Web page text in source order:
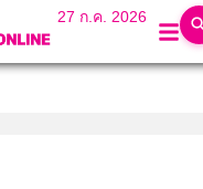
27 ก.ค. 2026